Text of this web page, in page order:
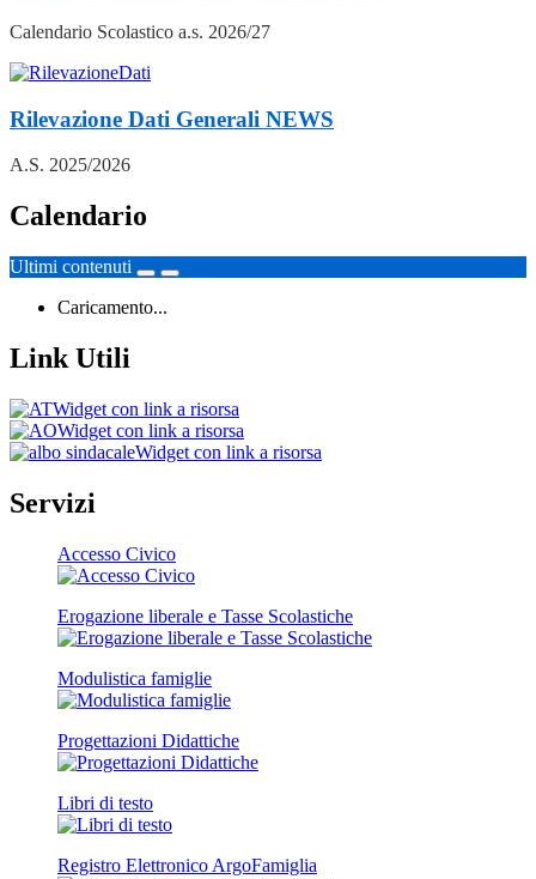
Calendario Scolastico a.s. 2026/27
Rilevazione Dati Generali NEWS
A.S. 2025/2026
Calendario
Ultimi contenuti
Caricamento...
Link Utili
Widget con link a risorsa
Widget con link a risorsa
Widget con link a risorsa
Servizi
Accesso Civico
Erogazione liberale e Tasse Scolastiche
Modulistica famiglie
Progettazioni Didattiche
Libri di testo
Registro Elettronico ArgoFamiglia